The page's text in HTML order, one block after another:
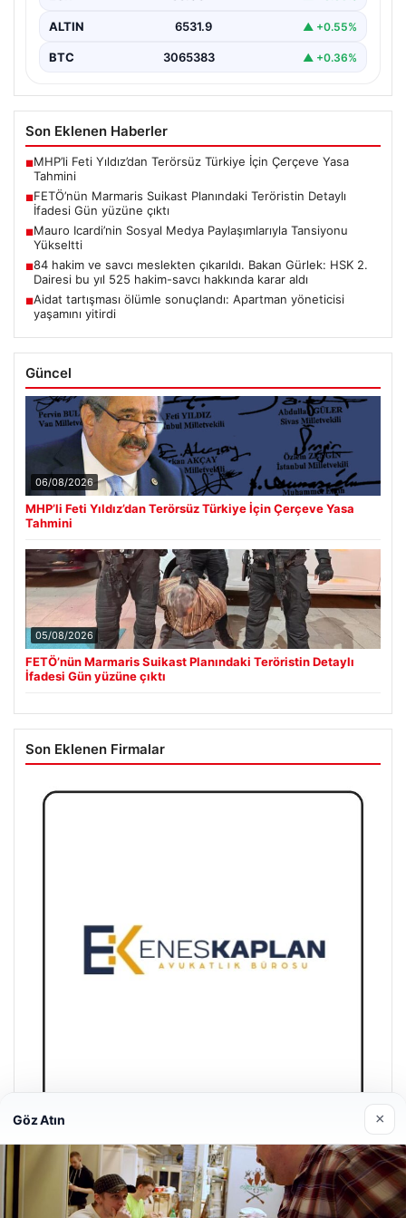
ALTIN 6531.9 ▲ +0.55%
BTC 3065383 ▲ +0.36%
Son Eklenen Haberler
■MHP’li Feti Yıldız’dan Terörsüz Türkiye İçin Çerçeve Yasa
Tahmini
■FETÖ’nün Marmaris Suikast Planındaki Teröristin Detaylı
İfadesi Gün yüzüne çıktı
■Mauro Icardi’nin Sosyal Medya Paylaşımlarıyla Tansiyonu
Yükseltti
■84 hakim ve savcı meslekten çıkarıldı. Bakan Gürlek: HSK 2.
Dairesi bu yıl 525 hakim-savcı hakkında karar aldı
■Aidat tartışması ölümle sonuçlandı: Apartman yöneticisi
yaşamını yitirdi
Güncel
06/08/2026
MHP’li Feti Yıldız’dan Terörsüz Türkiye İçin Çerçeve Yasa
Tahmini
05/08/2026
FETÖ’nün Marmaris Suikast Planındaki Teröristin Detaylı
İfadesi Gün yüzüne çıktı
Son Eklenen Firmalar
Enes Kaplan Avukatlık Bürosu
28/04/2026
Göz Atın ×